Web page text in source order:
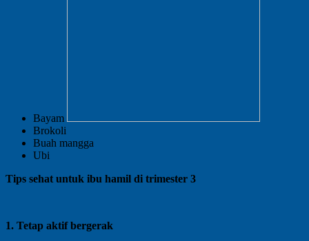
Bayam
Brokoli
Buah mangga
Ubi
Tips sehat untuk ibu hamil di trimester 3
1. Tetap aktif bergerak